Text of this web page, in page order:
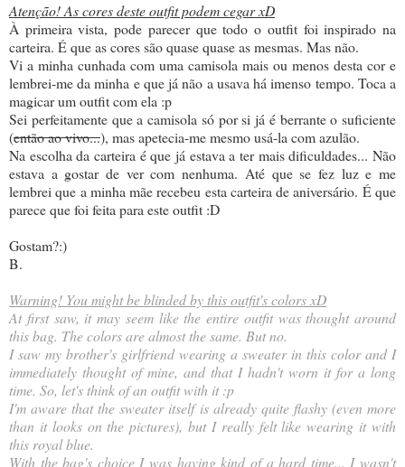
Atenção! As cores deste outfit podem cegar xD
À primeira vista, pode parecer que todo o outfit foi inspirado na
carteira. É que as cores são quase quase as mesmas. Mas não.
Vi a minha cunhada com uma camisola mais ou menos desta cor e
lembrei-me da minha e que já não a usava há imenso tempo. Toca a
magicar um outfit com ela :p
Sei perfeitamente que a camisola só por si já é berrante o suficiente
(então ao vivo...), mas apetecia-me mesmo usá-la com azulão.
Na escolha da carteira é que já estava a ter mais dificuldades... Não
estava a gostar de ver com nenhuma. Até que se fez luz e me
lembrei que a minha mãe recebeu esta carteira de aniversário. É que
parece que foi feita para este outfit :D
Gostam?:)
B.
Warning! You might be blinded by this outfit's colors xD
At first saw, it may seem like the entire outfit was thought around
this bag. The colors are almost the same. But no.
I saw my brother's girlfriend wearing a sweater in this color and I
immediately thought of mine, and that I hadn't worn it for a long
time. So, let's think of an outfit with it :p
I'm aware that the sweater itself is already quite flashy (even more
than it looks on the pictures), but I really felt like wearing it with
this royal blue.
With the bag's choice I was having kind of a hard time... I wasn't